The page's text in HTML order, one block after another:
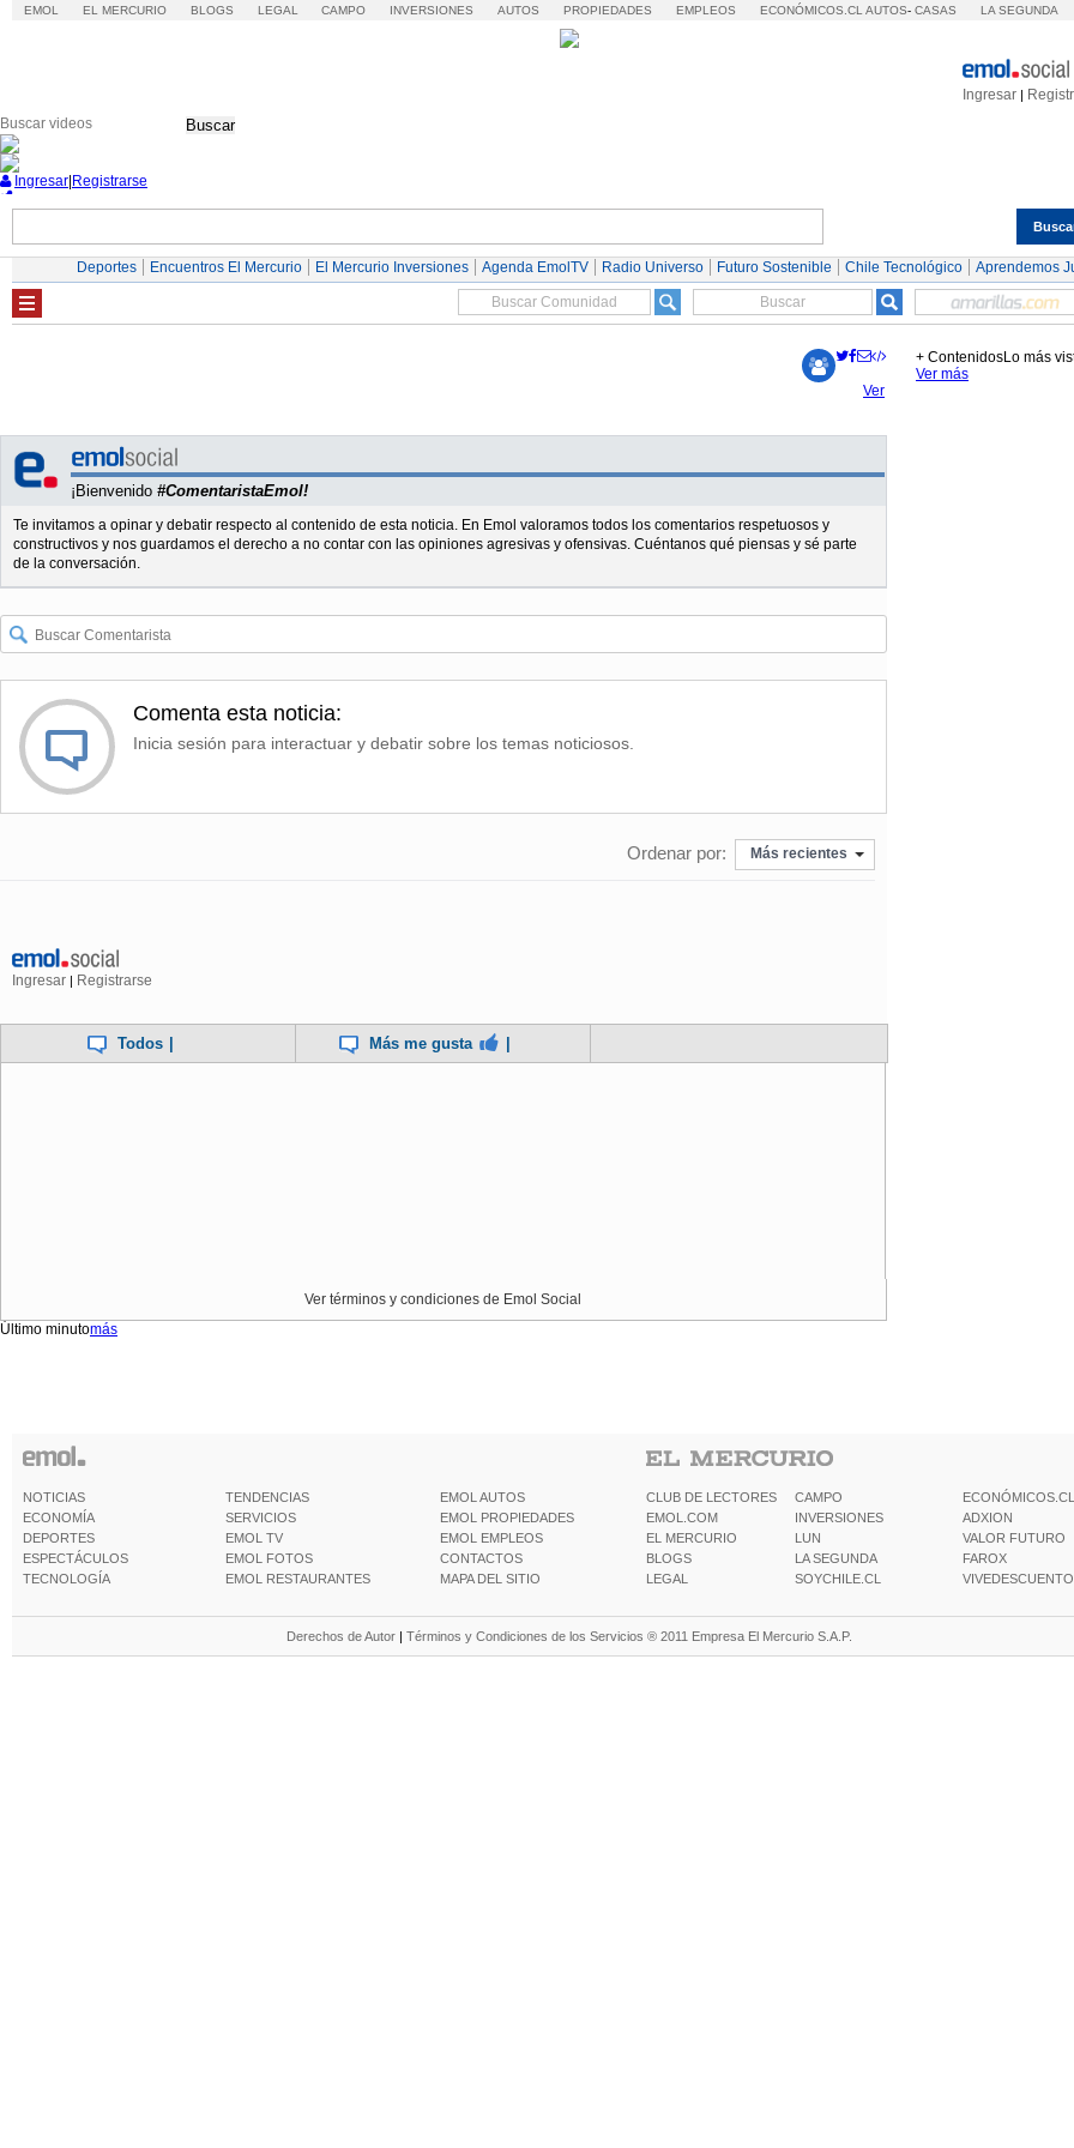
EMOL EL MERCURIO BLOGS LEGAL CAMPO INVERSIONES AUTOS PROPIEDADES EMPLEOS ECONÓMICOS.CL AUTOS- CASAS LA SEGUNDA
Ingresar |
Buscar
Ingresar Registrarse
Deportes Encuentros El Mercurio El Mercurio Inversiones Agenda EmolTV Radio Universo Futuro Sostenible Chile Tecnológico Aprendemos
¡Bienvenido #ComentaristaEmol!
Te invitamos a opinar y debatir respecto al contenido de esta noticia. En Emol valoramos todos los comentarios respetuosos y
constructivos y nos guardamos el derecho a no contar con las opiniones agresivas y ofensivas. Cuéntanos qué piensas y sé parte
de la conversación.
Comenta esta noticia:
Inicia sesión para interactuar y debatir sobre los temas noticiosos.
Ordenar por: Más recientes
Ingresar | Registrarse
Todos | Más me gusta |
Ver términos y condiciones de Emol Social
Último minuto
Ver
más
Lo más
+ Contenidos
Ver más
NOTICIAS
ECONOMÍA
DEPORTES
ESPECTÁCULOS
TECNOLOGÍA
TENDENCIAS
SERVICIOS
EMOL TV
EMOL FOTOS
EMOL RESTAURANTES
EMOL AUTOS
EMOL PROPIEDADES
EMOL EMPLEOS
CONTACTOS
MAPA DEL SITIO
CLUB DE LECTORES
EMOL.COM
EL MERCURIO
BLOGS
LEGAL
CAMPO
INVERSIONES
LUN
LA SEGUNDA
SOYCHILE.CL
ECONÓMICOS.CL
ADXION
VALOR FUTURO
FAROX
Derechos de Autor | Términos y Condiciones de los Servicios ® 2011 Empresa El Mercurio S.A.P.